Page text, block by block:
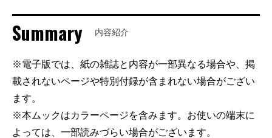
Summary 内容紹介
※電子版では、紙の雑誌と内容が一部異なる場合や、掲
載されないページや特別付録が含まれない場合がござい
ます。
※本ムックはカラーページを含みます。お使いの端末に
よっては、一部読みづらい場合がございます。